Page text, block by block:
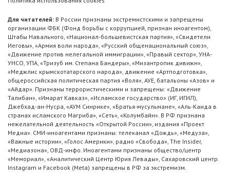
Для читателей: В России признаны экстремистскими и запрещены
организации ФБК (Фонд борьбы с коррупцией, признан иноагентом),
Штабы Навального, «Национал-большевистская партия», «Свидетели
Иеговы», «Армия воли народа», «Русский общенациональный союз»,
«Движение против нелегальной иммиграции», «Правый сектор», УНА-
УНСО, УПА, «Тризуб им. Степана Бандеры», «Мизантропик дивижн»,
«Меджлис крымскотатарского народа», движение «Артподготовка»,
общероссийская политическая партия «Воля», АУЕ, батальоны «Азов» и
«Айдар». Признаны террористическими и запрещены: «Движение
Талибан», «Имарат Кавказ», «Исламское государство» (ИГ, ИГИЛ),
Джебхад-ан-Нусра, «АУМ Синрике», «Братья-мусульмане», «Аль-Каида в
странах исламского Магриба», «Сеть», «Колумбайн». В РФ признана
нежелательной деятельность «Открытой России», издания «Проект
Медиа». СМИ-иноагентами признаны: телеканал «Дождь», «Медуза»,
«Важные истории», «Голос Америки», радио «Свобода», The Insider,
«Медиазона», ОВД-инфо. Иноагентами признаны общество/центр
«Мемориал», «Аналитический Центр Юрия Левады», Сахаровский центр.
Instagram и Facebook (Metа) запрещены в РФ за экстремизм.